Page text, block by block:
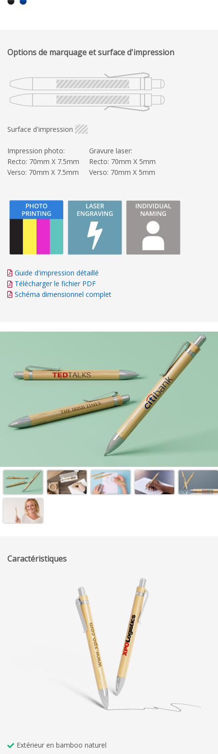
Options de marquage et surface d'impression
Surface d'impression
Impression photo:
Recto: 70mm X 7.5mm
Verso: 70mm X 7.5mm
Gravure laser:
Recto: 70mm X 5mm
Verso: 70mm X 5mm
Guide d'impression détaillé
Télécharger le fichier PDF
Schéma dimensionnel complet
Caractéristiques
Extérieur en bamboo naturel